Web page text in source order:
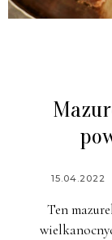
15.04.2022
Ten